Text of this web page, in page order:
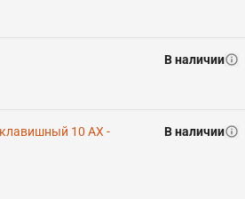
В наличии
10 AX -
В наличии